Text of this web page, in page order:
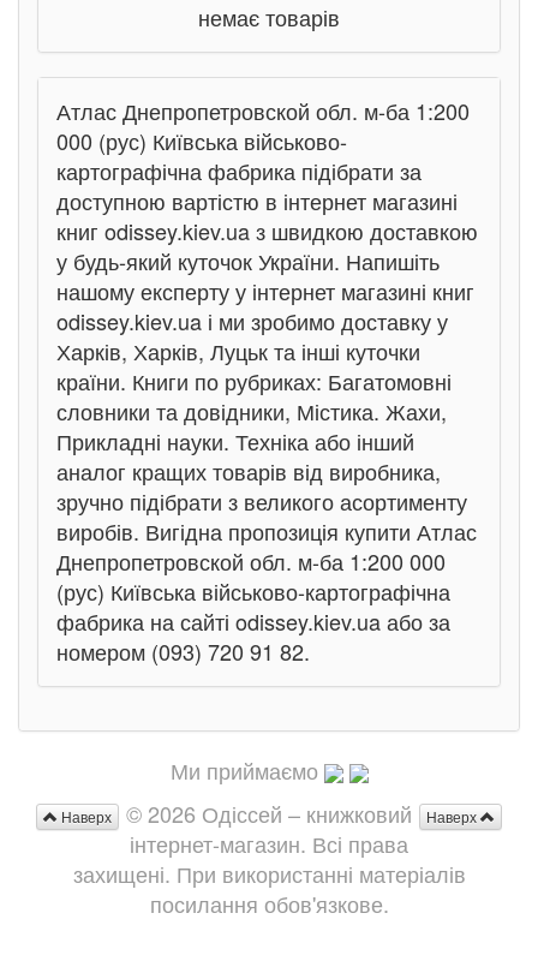
немає товарів
Атлас Днепропетровской обл. м-ба 1:200
000 (рус) Київська військово-
картографічна фабрика підібрати за
доступною вартістю в інтернет магазині
книг odissey.kiev.ua з швидкою доставкою
у будь-який куточок України. Напишіть
нашому експерту у інтернет магазині книг
odissey.kiev.ua і ми зробимо доставку у
Харків, Харків, Луцьк та інші куточки
країни. Книги по рубриках: Багатомовні
словники та довідники, Містика. Жахи,
Прикладні науки. Техніка або інший
аналог кращих товарів від виробника,
зручно підібрати з великого асортименту
виробів. Вигідна пропозиція купити Атлас
Днепропетровской обл. м-ба 1:200 000
(рус) Київська військово-картографічна
фабрика на сайті odissey.kiev.ua або за
номером (093) 720 91 82.
Ми приймаємо
Наверх
Наверх
© 2026 Одіссей – книжковий
інтернет-магазин. Всі права
захищені. При використанні матеріалів
посилання обов'язкове.